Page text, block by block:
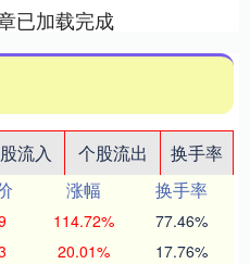
已加载完成
流入 个股流出
换手率
涨幅
换手率
114.72% 77.46%
20.01% 17.76%